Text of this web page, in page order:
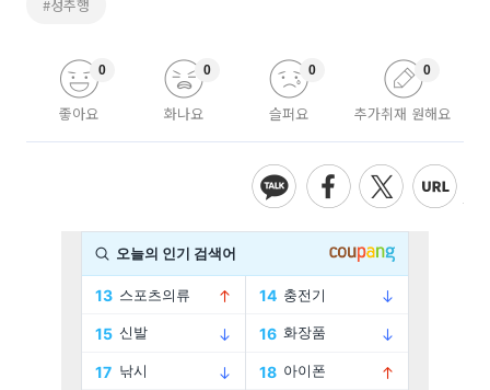
#성추행
좋아요
0
화나요
0
슬퍼요
0
추가취재 원해요
0